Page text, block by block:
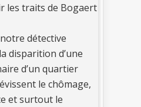
les traits de Bogaert
détective
disparition d’une
d’un quartier
le chômage,
et surtout le